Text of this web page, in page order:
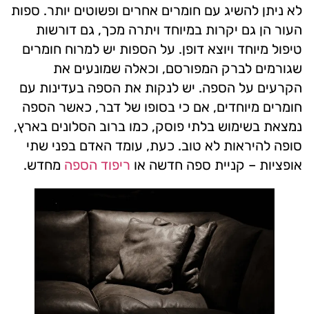
לא ניתן להשיג עם חומרים אחרים ופשוטים יותר. ספות
העור הן גם יקרות במיוחד ויתרה מכך, גם דורשות
טיפול מיוחד ויוצא דופן. על הספות יש למרוח חומרים
שגורמים לברק המפורסם, וכאלה שמונעים את
הקרעים על הספה. יש לנקות את הספה בעדינות עם
חומרים מיוחדים, אם כי בסופו של דבר, כאשר הספה
נמצאת בשימוש בלתי פוסק, כמו ברוב הסלונים בארץ,
סופה להיראות לא טוב. כעת, עומד האדם בפני שתי
אופציות – קניית ספה חדשה או ריפוד הספה מחדש.